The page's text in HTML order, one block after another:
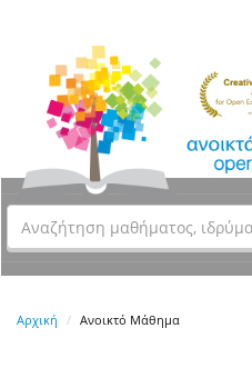
Αρχική Ανοικτό Μάθημα